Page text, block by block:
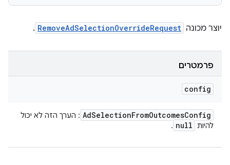
יוצר מכונה RemoveAdSelectionOverrideRequest
.
פרמטרים
config
AdSelectionFromOutcomesConfig
: הערך הזה לא יכול
להיות null
.